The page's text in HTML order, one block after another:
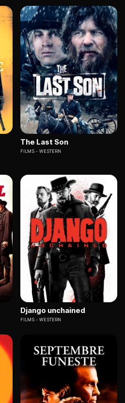
The Last Son
FILMS WESTERN
Django unchained
FILMS WESTERN